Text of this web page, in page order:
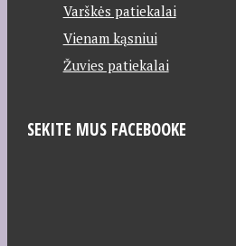
Varškės patiekalai
Vienam kąsniui
Žuvies patiekalai
SEKITE MUS FACEBOOKE